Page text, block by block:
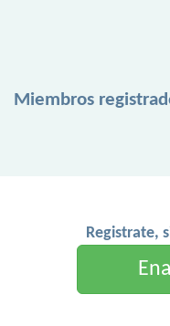
Miembros
Registrate,